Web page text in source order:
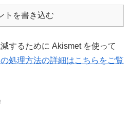
トを書き込む
するために Akismet を使って
処理方法の詳細はこちらをご覧